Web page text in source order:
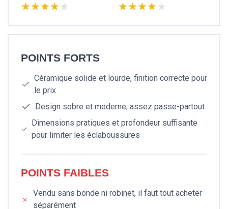
★★★★★
★★★★★ ★★★★★
★★★★★
POINTS FORTS
Céramique solide et lourde, finition correcte pour
le prix
Design sobre et moderne, assez passe-partout
Dimensions pratiques et profondeur suffisante
pour limiter les éclaboussures
POINTS FAIBLES
Vendu sans bonde ni robinet, il faut tout acheter
séparément